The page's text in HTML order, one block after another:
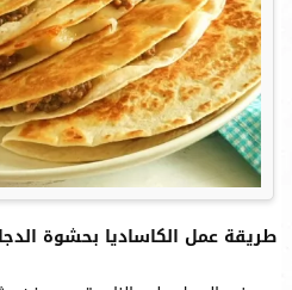
طريقة عمل الكاساديا بحشوة